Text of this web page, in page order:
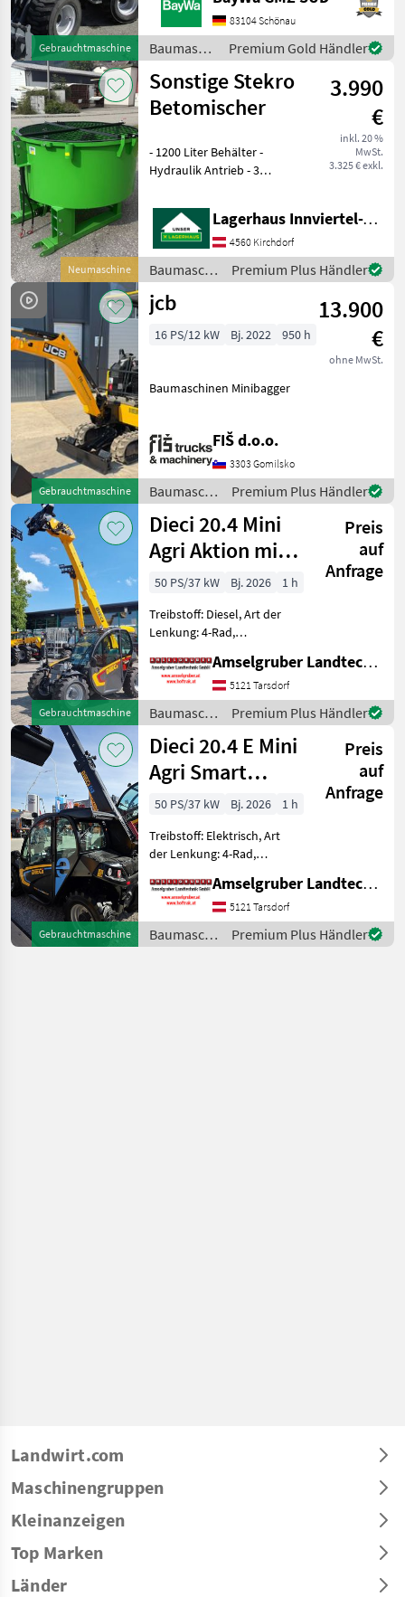
Gebrauchtmaschine
HECKGEWICHTSPLATTE 62
KG1X
HYDRAULIKKREISLAUF
DPPPEL31X15.50-15
SKIDDATENBESCHEINIGUNG
BRD 20 KMDRUCKFREIER
83104 Schönau
Baumaschinen
/ Sonstige
Premium Gold Händler
Neumaschine
Sonstige Stekro
Betomischer
3.990
€
inkl. 20 %
MwSt.
3.325 € exkl.
- 1200 Liter Behälter -
Hydraulik Antrieb - 3
Stapleraufnahme -
Auslaufschieber hinten und
rechts - Auslaufrutsche -
Sackaufreißer
Lagerhaus Innviertel-Traunviertel-Urfahr eGen, Kirchdorf
4560 Kirchdorf
Baumaschinen
/ Sonstige
Premium Plus Händler
Gebrauchtmaschine
jcb
13.900
€
ohne MwSt.
16 PS/12 kW Bj. 2022 950 h
Baumaschinen Minibagger
FIŠ d.o.o.
3303 Gomilsko
Baumaschinen
/ JCB
Premium Plus Händler
Gebrauchtmaschine
Dieci 20.4 Mini
Agri Aktion mit
Österreichpaket
Preis
auf
Anfrage
50 PS/37 kW Bj. 2026
1 h
Treibstoff: Diesel, Art der
Lenkung: 4-Rad,
Getriebeart Landmaschine:
Hydrostatgetriebe, hydr.
Werkzeugverriegelung,
Heizung, Sitzfederung,
Zusatzgew
Amselgruber Landtechnik GmbH
5121 Tarsdorf
Baumaschinen
/ Dieci
Premium Plus Händler
Gebrauchtmaschine
Dieci 20.4 E Mini
Agri Smart
ELEKTRO
Teleskoplader
TOP
Preis
auf
Anfrage
50 PS/37 kW Bj. 2026
1 h
Treibstoff: Elektrisch, Art
der Lenkung: 4-Rad,
Hydrostatgetriebe, hydr.
Werkzeugverriegelung,
Heizung, Zusatzgewichte,
Steuergerät dw, Sperrdiff.
Amselgruber Landtechnik GmbH
5121 Tarsdorf
Baumaschinen
/ Dieci
Premium Plus Händler
Landwirt.com
Maschinengruppen
Kleinanzeigen
Top Marken
Länder